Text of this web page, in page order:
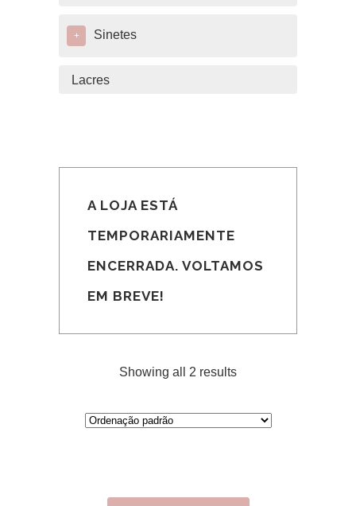
+ Sinetes
Lacres
A LOJA ESTÁ
TEMPORARIAMENTE
ENCERRADA. VOLTAMOS
EM BREVE!
Showing all 2 results